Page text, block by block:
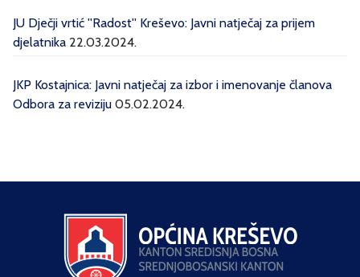
JU Dječji vrtić ''Radost'' Kreševo: Javni natječaj za prijem
djelatnika 22.03.2024.
JKP Kostajnica: Javni natječaj za izbor i imenovanje članova
Odbora za reviziju 05.02.2024.